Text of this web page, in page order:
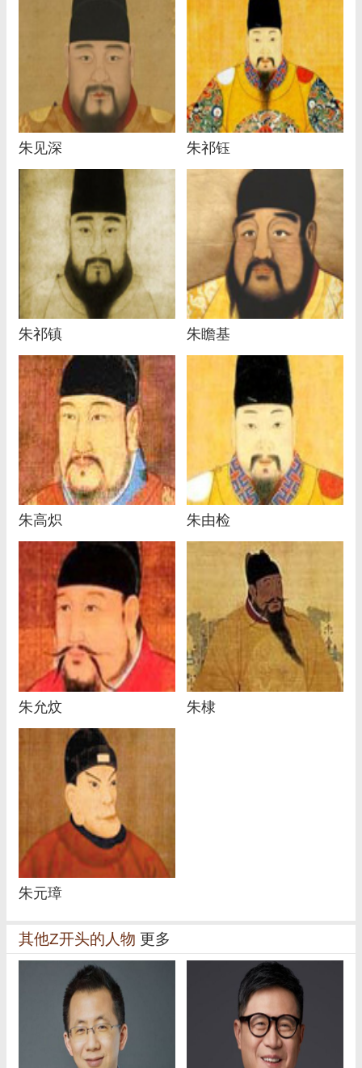
朱见深 朱祁钰
朱祁镇 朱瞻基
朱高炽 朱由检
朱允炆 朱棣
朱元璋
其他Z开头的人物 更多